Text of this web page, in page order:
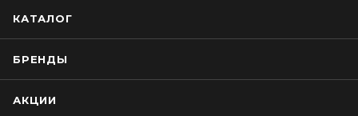
КАТАЛОГ
БРЕНДЫ
АКЦИИ